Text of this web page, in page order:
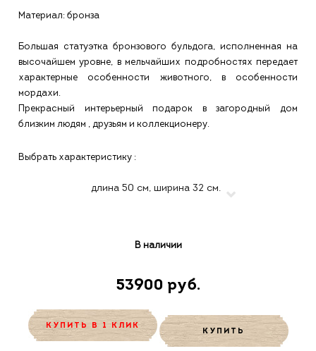
Материал: бронза
Большая статуэтка бронзового бульдога, исполненная на
высочайшем уровне, в мельчайших подробностях передает
характерные особенности животного, в особенности
мордахи.
Прекрасный интерьерный подарок в загородный дом
близким людям , друзьям и коллекционеру.
Выбрать характеристику :
В наличии
53900 руб.
КУПИТЬ В 1 КЛИК
КУПИТЬ